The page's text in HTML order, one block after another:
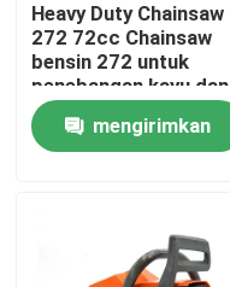
Produk
video
tampilan pabrik
Heavy Duty Chainsaw
272 72cc Chainsaw
bensin 272 untuk
penebangan kayu dan
pemotongan pohon
besar mengirimkan